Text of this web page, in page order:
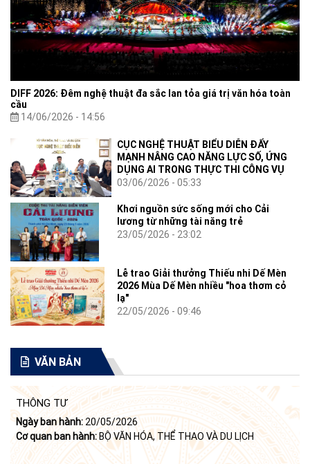
DIFF 2026: Đêm nghệ thuật đa sắc lan tỏa giá trị văn hóa toàn
cầu
14/06/2026 - 14:56
CỤC NGHỆ THUẬT BIỂU DIỄN ĐẨY
MẠNH NÂNG CAO NĂNG LỰC SỐ, ỨNG
DỤNG AI TRONG THỰC THI CÔNG VỤ
03/06/2026 - 05:33
Khơi nguồn sức sống mới cho Cải
lương từ những tài năng trẻ
23/05/2026 - 23:02
Lễ trao Giải thưởng Thiếu nhi Dế Mèn
2026 Mùa Dế Mèn nhiều "hoa thơm cỏ
lạ"
22/05/2026 - 09:46
VĂN BẢN
THÔNG TƯ
Ngày ban hành: 20/05/2026
Cơ quan ban hành:BỘ VĂN HÓA, THỂ THAO VÀ DU LỊCH